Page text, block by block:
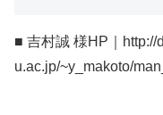
■ 吉村誠 様HP｜http://
u.ac.jp/~y_makoto/